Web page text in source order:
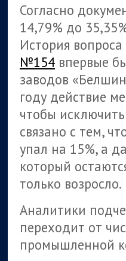
Согласно
14,79% до
История
№154 впервые
заводов
году действие
чтобы
связано с тем,
упал на 15%, а
который
только возросло.
Аналитики
переходит от
промышленной